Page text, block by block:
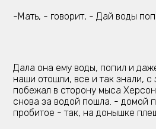
-Мать, - говорит, - Дай воды
Дала она ему воды, попил и
наши отошли, все и так знали, с
побежал в сторону мыса
снова за водой пошла. - домой
пробитое - так, на донышке